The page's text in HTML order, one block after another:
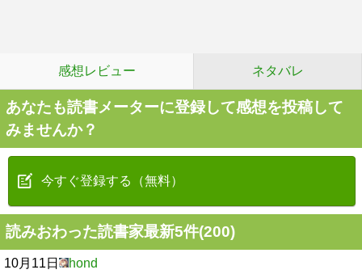
感想レビュー ネタバレ
あなたも読書メーターに登録して感想を投稿して
みませんか？
今すぐ登録する（無料）
読みおわった読書家最新5件(200)
10月11日 hond